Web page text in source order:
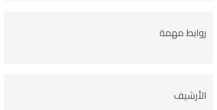
روابط مهمة
الأرشيف